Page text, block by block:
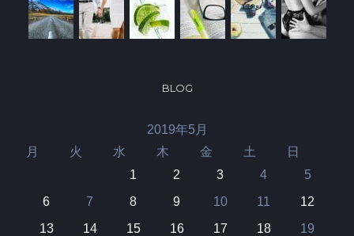
BLOG
2019年5月
月 火 水 木 金 土 日
1 2 3 4
5
6
7 8 9 10 11
12
13
14 15 16 17 18
19